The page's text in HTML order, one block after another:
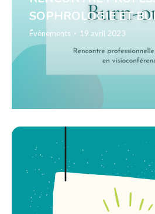
SOPHROLOGIE ET
Évènements 19 avril 2023